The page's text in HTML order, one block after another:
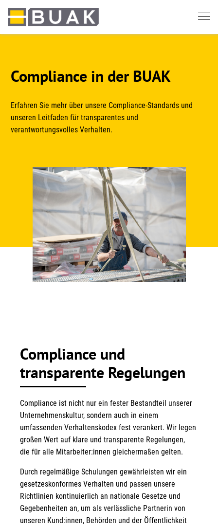
Springe
zum
Compliance in der BUAK
Erfahren Sie mehr über unsere Compliance-Standards und
unseren Leitfaden für transparentes und
verantwortungsvolles Verhalten.
Compliance und
transparente Regelungen
Compliance ist nicht nur ein fester Bestandteil unserer
Unternehmenskultur, sondern auch in einem
umfassenden Verhaltenskodex fest verankert. Wir legen
großen Wert auf klare und transparente Regelungen,
die für alle Mitarbeiter:innen gleichermaßen gelten.
Durch regelmäßige Schulungen gewährleisten wir ein
gesetzeskonformes Verhalten und passen unsere
Richtlinien kontinuierlich an nationale Gesetze und
Gegebenheiten an, um als verlässliche Partnerin von
unseren Kund:innen, Behörden und der Öffentlichkeit